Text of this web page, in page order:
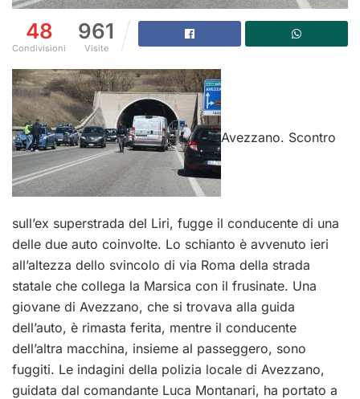
48
Condivisioni
961
Visite
Avezzano. Scontro
sull’ex superstrada del Liri, fugge il conducente di una
delle due auto coinvolte. Lo schianto è avvenuto ieri
all’altezza dello svincolo di via Roma della strada
statale che collega la Marsica con il frusinate. Una
giovane di Avezzano, che si trovava alla guida
dell’auto, è rimasta ferita, mentre il conducente
dell’altra macchina, insieme al passeggero, sono
fuggiti. Le indagini della polizia locale di Avezzano,
guidata dal comandante Luca Montanari, ha portato a